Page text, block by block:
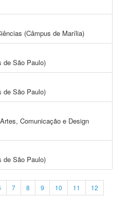
(Câmpus de Marília)
de São Paulo)
de São Paulo)
Comunicação e Design
de São Paulo)
7 8 9 10 11
12